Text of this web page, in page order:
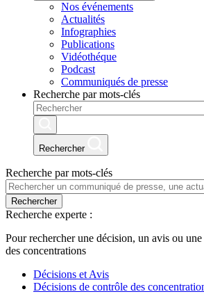
Nos événements
Actualités
Infographies
Publications
Vidéothéque
Podcast
Communiqués de presse
Recherche par mots-clés
Rechercher
Recherche par mots-clés
Rechercher
Recherche experte :
Pour rechercher une décision, un avis ou
des concentrations
Décisions et Avis
Décisions de contrôle des